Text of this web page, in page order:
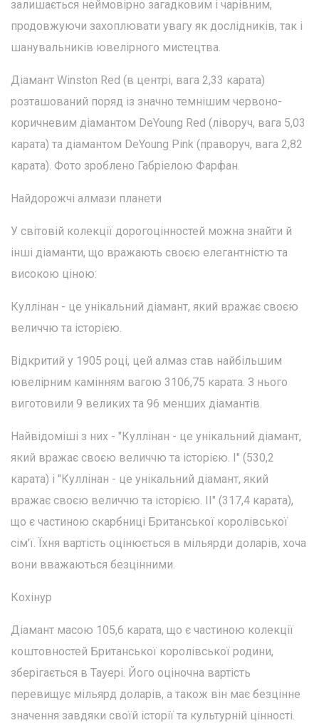
залишається неймовірно загадковим і чарівним,
продовжуючи захоплювати увагу як дослідників, так і
шанувальників ювелірного мистецтва.
Діамант Winston Red (в центрі, вага 2,33 карата)
розташований поряд із значно темнішим червоно-
коричневим діамантом DeYoung Red (ліворуч, вага 5,03
карата) та діамантом DeYoung Pink (праворуч, вага 2,82
карата). Фото зроблено Габріелою Фарфан.
Найдорожчі алмази планети
У світовій колекції дорогоцінностей можна знайти й
інші діаманти, що вражають своєю елегантністю та
високою ціною:
Куллінан - це унікальний діамант, який вражає своєю
величчю та історією.
Відкритий у 1905 році, цей алмаз став найбільшим
ювелірним камінням вагою 3106,75 карата. З нього
виготовили 9 великих та 96 менших діамантів.
Найвідоміші з них - "Куллінан - це унікальний діамант,
який вражає своєю величчю та історією. I" (530,2
карата) і "Куллінан - це унікальний діамант, який
вражає своєю величчю та історією. II" (317,4 карата),
що є частиною скарбниці Британської королівської
сім'ї. Їхня вартість оцінюється в мільярди доларів, хоча
вони вважаються безцінними.
Кохінур
Діамант масою 105,6 карата, що є частиною колекції
коштовностей Британської королівської родини,
зберігається в Тауері. Його оціночна вартість
перевищує мільярд доларів, а також він має безцінне
значення завдяки своїй історії та культурній цінності.